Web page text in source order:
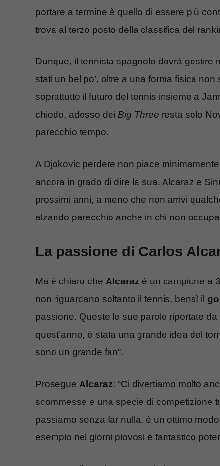
portare a termine è quello di essere più
trova al terzo posto della classifica del
Dunque, il tennista spagnolo dovrà gestire
stati un bel po’, oltre a una forma fisica
soprattutto il futuro del tennis insieme a
chiodo, adesso dei Big Three resta solo
parecchio tempo.
A Djokovic perdere non piace
ancora in grado di dire la sua. Alcaraz e
prossimi anni, a meno che non arrivi
alzando parecchio anche in chi non
La passione di Carlos
Ma è chiaro che Alcaraz è un campione a
non riguardano soltanto il tennis, bensì il
passione. Queste le sue parole riportate da
quest’anno, è stata una grande idea del
sono un grande fan”.
Prosegue Alcaraz: “Ci divertiamo molto
scommesse e una specie di competizione
passiamo senza far nulla, è un ottimo
esempio nei giorni piovosi è fantastico